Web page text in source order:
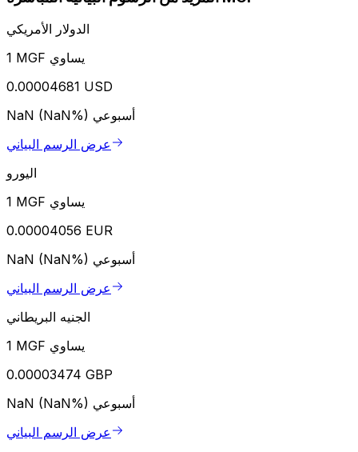
الدولار الأمريكي
1 MGF يساوي
0.00004681 USD
NaN (NaN%) أسبوعي
عرض الرسم البياني
اليورو
1 MGF يساوي
0.00004056 EUR
NaN (NaN%) أسبوعي
عرض الرسم البياني
الجنيه البريطاني
1 MGF يساوي
0.00003474 GBP
NaN (NaN%) أسبوعي
عرض الرسم البياني